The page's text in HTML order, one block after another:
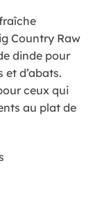
Country Raw
dinde pour
et d’abats.
ceux qui
au plat de